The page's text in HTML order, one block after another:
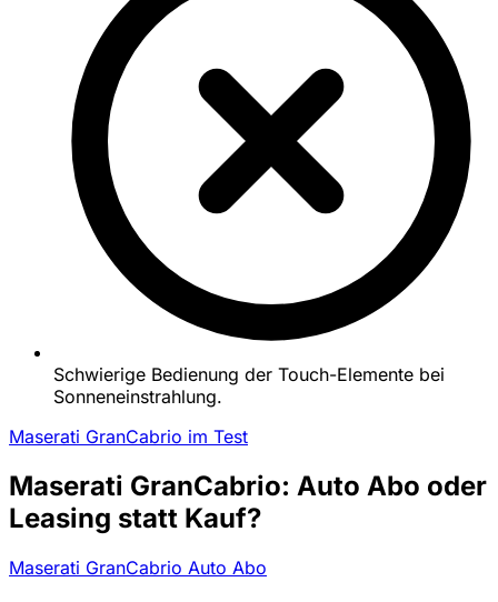
Schwierige Bedienung der Touch-Elemente bei
Sonneneinstrahlung.
Maserati GranCabrio im Test
Maserati GranCabrio: Auto Abo oder
Leasing statt Kauf?
Maserati GranCabrio Auto Abo